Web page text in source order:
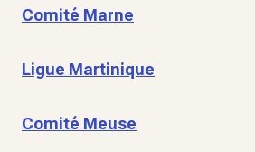
Comité Marne
Ligue Martinique
Comité Meuse